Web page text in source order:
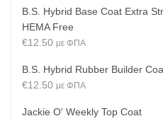
B.S. Hybrid Base Coat Extra
HEMA Free
€12.50 με ΦΠΑ
B.S. Hybrid Rubber Builder
€12.50 με ΦΠΑ
Jackie O' Weekly Top Coat